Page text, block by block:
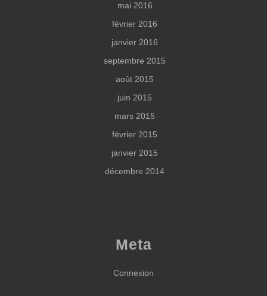
mai 2016
février 2016
janvier 2016
septembre 2015
août 2015
juin 2015
mars 2015
février 2015
janvier 2015
décembre 2014
Meta
Connexion